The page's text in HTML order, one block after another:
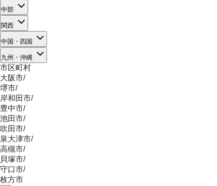
中部
関西
中国・四国
九州・沖縄
市区町村
大阪市/
堺市/
岸和田市/
豊中市/
池田市/
吹田市/
泉大津市/
高槻市/
貝塚市/
守口市/
枚方市